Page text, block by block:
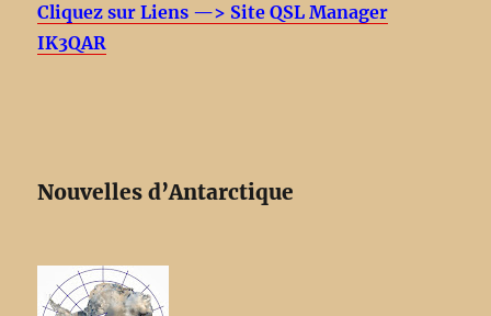
Cliquez sur Liens —> Site QSL Manager
IK3QAR
Nouvelles d’Antarctique